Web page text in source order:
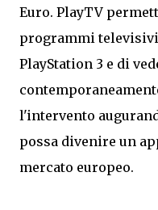
Euro. PlayTV
programmi
PlayStation 3 e di
l'intervento
possa divenire un
mercato europeo.